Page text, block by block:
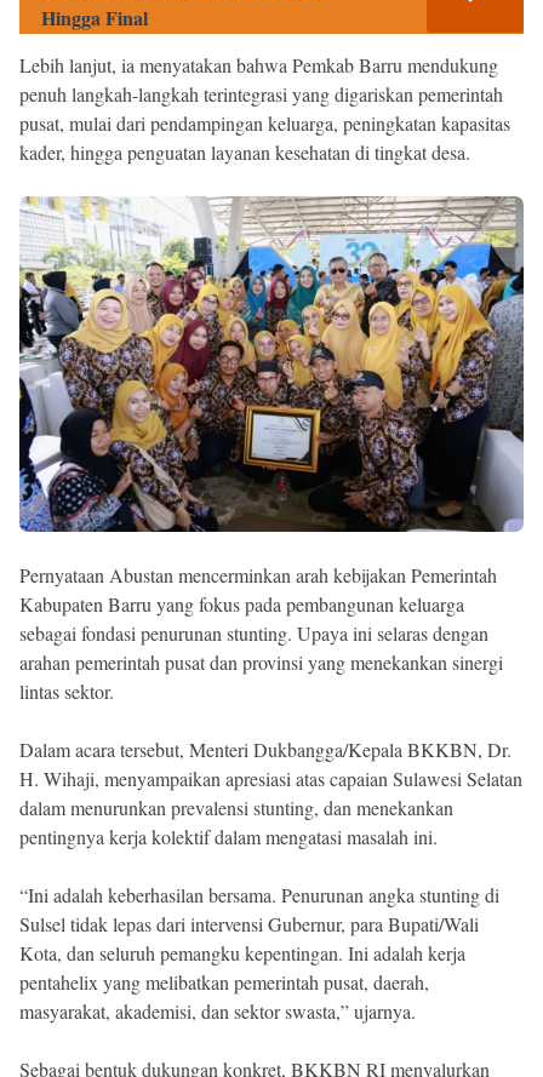
Hingga Final
Lebih lanjut, ia menyatakan bahwa Pemkab Barru mendukung
penuh langkah-langkah terintegrasi yang digariskan pemerintah
pusat, mulai dari pendampingan keluarga, peningkatan kapasitas
kader, hingga penguatan layanan kesehatan di tingkat desa.
Pernyataan Abustan mencerminkan arah kebijakan Pemerintah
Kabupaten Barru yang fokus pada pembangunan keluarga
sebagai fondasi penurunan stunting. Upaya ini selaras dengan
arahan pemerintah pusat dan provinsi yang menekankan sinergi
lintas sektor.
Dalam acara tersebut, Menteri Dukbangga/Kepala BKKBN, Dr.
H. Wihaji, menyampaikan apresiasi atas capaian Sulawesi Selatan
dalam menurunkan prevalensi stunting, dan menekankan
pentingnya kerja kolektif dalam mengatasi masalah ini.
“Ini adalah keberhasilan bersama. Penurunan angka stunting di
Sulsel tidak lepas dari intervensi Gubernur, para Bupati/Wali
Kota, dan seluruh pemangku kepentingan. Ini adalah kerja
pentahelix yang melibatkan pemerintah pusat, daerah,
masyarakat, akademisi, dan sektor swasta,” ujarnya.
Sebagai bentuk dukungan konkret, BKKBN RI menyalurkan